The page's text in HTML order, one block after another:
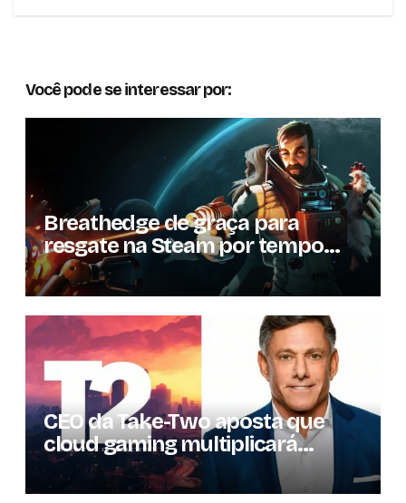
Você pode se interessar por:
Breathedge de graça para
resgate na Steam por tempo
limitado
CEO da Take-Two aposta que
cloud gaming multiplicará
mercado de jogos por 10 em três
anos